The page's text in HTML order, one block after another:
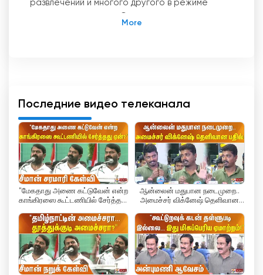
развлечений и многого другого в режиме
объективные новости и достоверную
информацию социально сознательным
обывателям. Благодаря круглосуточному
вещанию Polimer News стал надежным
источником новостей для миллионов зрителей
по всему штату Тамилнад.
Основанная г-ном П.В. Каляна Сундарамом,
компания Polimer News входит в состав Polimer
Group, которая также управляет 8 базовыми
кабельными телеканалами в различных
регионах штата Тамилнад. Флагманский канал
группы, Polimer TV, представляет собой
Последние видео телеканала
"மேகதாது அணை கட்டுவேன் என்ற
காங்கிரஸை கூட்டணியில் சேர்த்தது
ஆன்லைன் மதுபான நடைமுறை..
அமைச்சர் விக்னேஷ் தெளிவான